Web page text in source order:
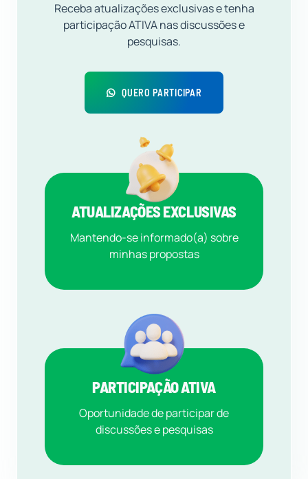
Receba atualizações exclusivas e tenha
participação ATIVA nas discussões e
pesquisas.
QUERO PARTICIPAR
ATUALIZAÇÕES EXCLUSIVAS
Mantendo-se informado(a) sobre
minhas propostas
PARTICIPAÇÃO ATIVA
Oportunidade de participar de
discussões e pesquisas